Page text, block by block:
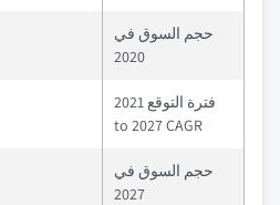
حجم السوق في
2020
فترة التوقع 2021
to 2027 CAGR
حجم السوق في
2027